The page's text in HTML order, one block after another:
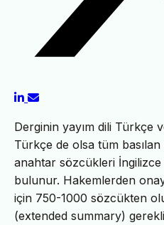
Derginin yayım dili Türkçe
Türkçe de olsa tüm
anahtar sözcükleri
bulunur. Hakemlerden
için 750-1000 sözcükten
(extended summary)